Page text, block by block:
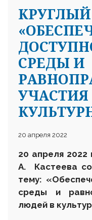
СРЕДЫ И
20 апреля 2022
20 апреля 2022
А. Кастеева
тему:
среды и
людей в